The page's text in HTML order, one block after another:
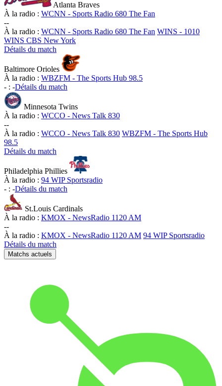
Atlanta Braves
À la radio : WCNN - Sports Radio 680 The Fan
--
À la radio : WCNN - Sports Radio 680 The Fan WINS - 1010
WINS CBS New York
Détails du match
Baltimore Orioles
À la radio : WBZFM - The Sports Hub 98.5
- : -Détails du match
Minnesota Twins
À la radio : WCCO - News Talk 830
--
À la radio : WCCO - News Talk 830 WBZFM - The Sports Hub
98.5
Détails du match
Philadelphia Phillies
À la radio : 94 WIP Sportsradio
- : -Détails du match
St.Louis Cardinals
À la radio : KMOX - NewsRadio 1120 AM
--
À la radio : KMOX - NewsRadio 1120 AM 94 WIP Sportsradio
Détails du match
Matchs actuels